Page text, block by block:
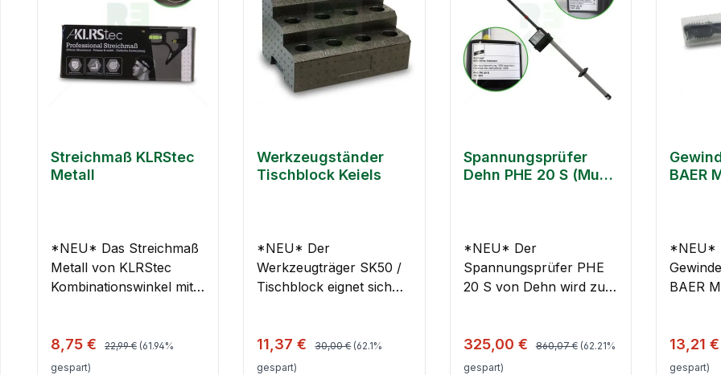
Streichmaß KLRStec
Metall
*NEU* Das Streichmaß
Metall von KLRStec
Kombinationswinkel mit
ein vielseitiges
Messwerkzeug, welches
Verkaufspreis:
8,75 € Regulärer Preis:
22,99 € (61.94%
gespart)
Werkzeugständer
Tischblock Keiels
*NEU* Der
Werkzeugträger SK50 /
Tischblock eignet sich
verschiedenen
Utensilien, um diese
Verkaufspreis:
11,37 € Regulärer Preis:
30,00 € (62.1%
gespart)
Spannungsprüfer
Dehn PHE 20 S (Muss
*NEU* Der
Spannungsprüfer PHE
20 S von Dehn wird zum
der Arbeitsstelle in
elektrischen Anlagen
Verkaufspreis:
325,00 € Regulärer Preis:
860,07 € (62.21%
gespart)
BAER
*NEU*
BAER
13,21
gespart)